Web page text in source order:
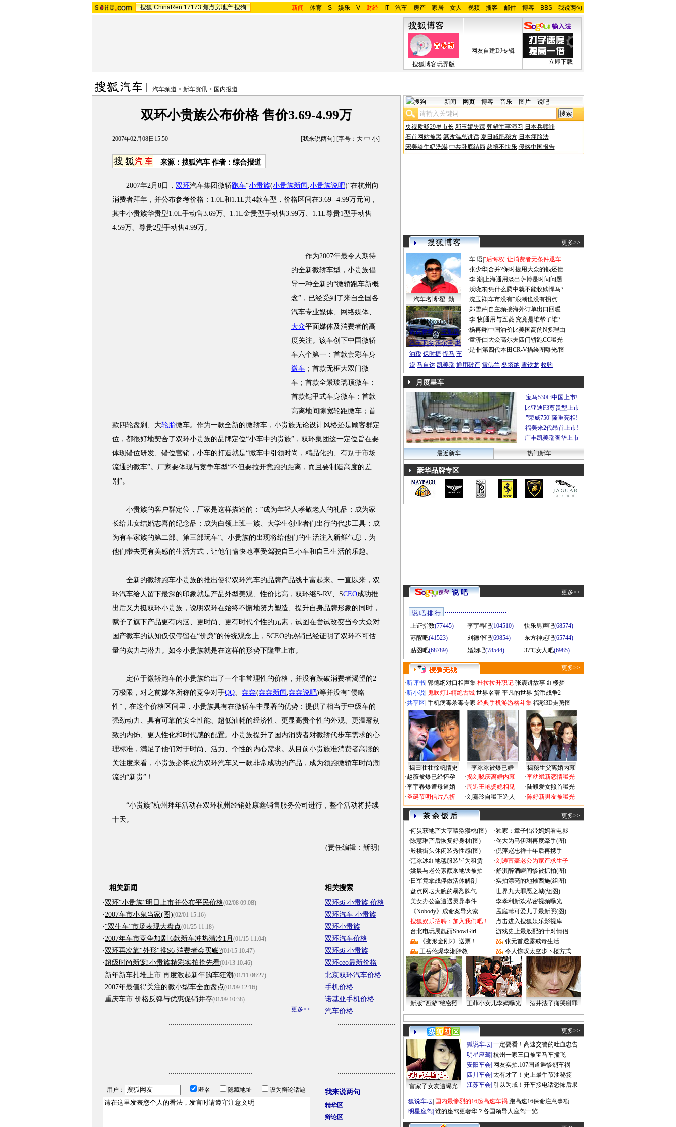
搜狐 ChinaRen 17173 焦点房地产 搜狗 新闻 - 体育 - S - 娱乐 - V - 财经 - IT - 汽车 - 房产 - 家居 - 女人 - 视频 - 播客 - 邮件 - 博客 - BBS - 我说两句
搜狐博客玩弄版
网友自建DJ专辑
立即下载
汽车频道 > 新车资讯 > 国内报道
双环小贵族公布价格 售价3.69-4.99万
2007年02月08日15:50 [我来说两句] [字号： 大 中 小]
来源：搜狐汽车 作者：综合报道
2007年2月8日， 双环汽车集团微轿跑车“小贵族(小贵族新闻 ,小贵族说吧)”在杭州向
消费者拜年，并公布参考价格：1.0L和1.1L共4款车型，价格区间在3.69--4.99万元间，
其中小贵族华贵型1.0L手动售3.69万、1.1L金贵型手动售3.99万、1.1L尊贵1型手动售
4.59万、尊贵2型手动售4.99万。
作为2007年最令人期待
的全新微轿车型，小贵族倡
导一种全新的“微轿跑车新概
念”，已经受到了来自全国各
汽车专业媒体、网络媒体、
大众平面媒体及消费者的高
度关注。该车创下中国微轿
车六个第一：首款套彩车身
微车 ；首款无框大双门微
车；首款全景玻璃顶微车；
首款铠甲式车身微车；首款
高离地间隙宽轮距微车；首
款四轮盘刹、大轮胎微车。作为一款全新的微轿车，小贵族无论设计风格还是顾客群定
位，都很好地契合了双环小贵族的品牌定位“小车中的贵族”，双环集团这一定位旨在要
体现错位研发、错位营销，小车的打造就是“微车中引领时尚，精品化的、有别于市场
流通的微车”。厂家要体现与竞争车型“不但要拉开竞跑的距离，而且要制造高度的差
别”。
小贵族的客户群定位，厂家是这样描述的：“成为年轻人孝敬老人的礼品；成为家
长给儿女结婚志喜的纪念品；成为白领上班一族、大学生创业者们出行的代步工具；成
为有车家族的第二部、第三部玩车”。小贵族的出现将给他们的生活注入新鲜气息，为
他们带去更有美感的生活方式，让他们愉快地享受驾驶自己小车和自己生活的乐趣。
全新的微轿跑车小贵族的推出使得双环汽车的品牌产品线丰富起来。一直以来，双
环汽车给人留下最深的印象就是产品外型美观、性价比高，双环继S-RV、SCEO成功推
出后又力挺双环小贵族，说明双环在始终不懈地努力塑造、提升自身品牌形象的同时，
赋予了旗下产品更有内涵、更时尚、更有时代个性的元素，试图在尝试改变当今大众对
国产微车的认知仅仅停留在“价廉”的传统观念上，SCEO的热销已经证明了双环不可估
量的实力与潜力。如今小贵族就是在这样的形势下隆重上市。
定位于微轿跑车的小贵族给出了一个非常理性的价格，并没有跌破消费者渴望的2
万极限，对之前媒体所称的竞争对手QQ、 奔奔(奔奔新闻 ,奔奔说吧)等并没有“侵略
性”，在这个价格区间里，小贵族具有在微轿车中显著的优势：提供了相当于中级车的
强劲动力、具有可靠的安全性能、超低油耗的经济性、更显高贵个性的外观、更温馨别
致的内饰、更人性化和时代感的配置。小贵族提升了国内消费者对微轿代步车需求的心
理标准，满足了他们对于时尚、活力、个性的内心需求。从目前小贵族准消费者高涨的
关注度来看，小贵族必将成为双环汽车又一款非常成功的产品，成为领跑微轿车时尚潮
流的“新贵”！
“小贵族”杭州拜年活动在双环杭州经销处康鑫销售服务公司进行，整个活动将持续
十天。
(责任编辑：斳明)
相关新闻
·双环“小贵族”明日上市并公布平民价格(02/08 09:08)
·2007车市小鬼当家(图)(02/01 15:16)
·“双生车”市场表现大盘点(01/25 11:18)
·2007年车市竞争加剧 6款新车冲热清冷1月 (01/15 11:04)
·双环再次靠"外形"推S6 消费者会买账?(01/15 10:47)
· 超级时尚新宠!小贵族精彩实拍抢先看(01/13 10:46)
· 新年新车扎堆上市 再度激起新年购车狂潮(01/11 08:27)
·2007年最值得关注的微小型车全面盘点(01/09 12:16)
·重庆车市:价格反弹与优惠促销并存(01/09 10:38)
更多>>
相关搜索
双环s6 小贵族 价格
双环汽车 小贵族
双环小贵族
双环汽车价格
双环s6 小贵族
双环ceo最新价格
北京双环汽车价格
手机价格
诺基亚手机价格
汽车价格
用户： 匿名 隐藏地址 设为辩论话题 我来说两句
精华区
辩论区
新闻 网页 博客 音乐 图片 说吧
央视质疑29岁市长 邓玉娇失踪 朝鲜军事演习 日本兵赎罪
石首网站被黑 篡改温总讲话 夏日减肥秘方 日本瘦脸法
宋美龄牛奶洗澡 中共卧底结局 慈禧不快乐 侵略中国报告
更多>>
汽车名博:翟 勤
帕萨特b6coupe谍照
·车 语|"后悔权"让消费者无条件退车
·张少华|合并?保时捷用大众的钱还债
·李 潮 上海通用淡出萨博是时间问题
·沃晓东|凭什么腾中就不能收购悍马?
·沈玉祥|车市没有"浪潮也没有拐点"
·郑雪芹| 自主频接海外订单出口回暖
·李 牧|通用与五菱 究竟是谁帮了谁?
·杨再舜|中国油价比美国高的N多理由
·童济仁|大众高尔夫四门轿跑CC曝光
·是非|第四代本田CR-V描绘图曝光/图
热点标签： 车船税
汽车下乡 沃尔沃 燃
油税 保时捷 悍马 车
贷 马自达 凯美瑞 通用破产 雪佛兰 桑塔纳 雪铁龙 收购
月度星车
宝马530Li中国上市!
比亚迪F3尊贵型上市
"荣威750"隆重亮相!
福美来2代昂首上市!
广丰凯美瑞奢华上市
最近新车 热门新车
豪华品牌专区
说 吧 更多>>
说 吧 排 行
上证指数(77445) 李宇春吧(104510) 快乐男声吧(68574)
苏醒吧(41523) 刘德华吧(69854) 东方神起吧(65744)
贴图吧(68789) 婚姻吧(78544) 37℃女人吧(6985)
更多>>
·听评书 郭德纲对口相声集 杜拉拉升职记 张震讲故事 红楼梦
·听小说 鬼吹灯1-精绝古城 世界名著 平凡的世界 货币战争2
·共享区 手机病毒杀毒专家 经典手机游游格斗集 福彩3D走势图
揭田壮壮徐帆情史 李冰冰被爆已婚
揭秘生父离婚内幕
·赵薇被爆已经怀孕
·李宇春爆遭母逼婚
·圣诞节明信片八折
·揭刘晓庆离婚内幕
·周迅王艳婆媳相见
·刘嘉玲自曝正造人
·李幼斌新恋情曝光
·陆毅爱女照首曝光
·陈好新男友被曝光
茶 余 饭 后 更多>>
·何炅获地产大亨喂猕猴桃(图) ·独家：章子怡带妈妈看电影
·陈慧琳产后恢复好身材(图) ·佟大为马伊琍再度牵手(图)
·殷桃街头休闲装秀性感(图) ·倪萍赵忠祥十年后再携手
·范冰冰红地毯服装皆为租赁 ·刘涛富豪老公为家产求生子
·姚晨与老公素颜乘地铁被拍 ·舒淇醉酒瞬间惨被抓拍(图)
· 日军竟拿战俘做活体解剖 ·实拍漂亮的地摊西施(组图)
·盘点网坛大腕的暴烈脾气 ·世界九大罪恶之城(组图)
·美女办公室遭遇灵异事件 ·李孝利新欢私密视频曝光
· 《Nobody》成命案导火索 ·孟庭苇可爱儿子最新照(图)
·搜狐娱乐招聘：加入我们吧！ ·点击进入搜狐娱乐影视库
·台北电玩展靓丽ShowGirl ·游戏史上最般配的十对情侣
·
《变形金刚2》送票！ ·
张元首透露戒毒生活
·
王岳伦爆李湘胎教 · 令人惊叹太空步下楼方式
新版“西游”绝密照 王菲小女儿李嫣曝光 酒井法子痛哭谢罪
更多>>
富家子女友遭曝光
狐说车坛 一定要看！高速交警的吐血忠告
明星座驾 杭州一家三口被宝马车撞飞
安阳车会 网友实拍:107国道遇惨烈车祸
四川车会 太有才了！史上最牛节油秘笈
江苏车会 引以为戒！开车接电话恐怖后果
狐说车坛 国内最惨烈的16起高速车祸 跑高速16保命注意事项
明星座驾 谁的座驾更奢华？各国领导人座驾一览